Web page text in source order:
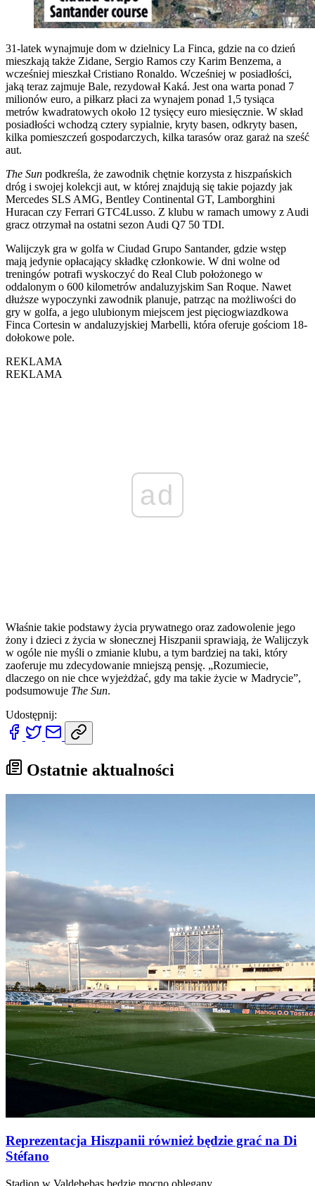
31-latek wynajmuje dom w dzielnicy La Finca, gdzie na co dzień
mieszkają także Zidane, Sergio Ramos czy Karim Benzema, a
wcześniej mieszkał Cristiano Ronaldo. Wcześniej w posiadłości,
jaką teraz zajmuje Bale, rezydował Kaká. Jest ona warta ponad 7
milionów euro, a piłkarz płaci za wynajem ponad 1,5 tysiąca
metrów kwadratowych około 12 tysięcy euro miesięcznie. W skład
posiadłości wchodzą cztery sypialnie, kryty basen, odkryty basen,
kilka pomieszczeń gospodarczych, kilka tarasów oraz garaż na sześć
aut.
The Sun podkreśla, że zawodnik chętnie korzysta z hiszpańskich
dróg i swojej kolekcji aut, w której znajdują się takie pojazdy jak
Mercedes SLS AMG, Bentley Continental GT, Lamborghini
Huracan czy Ferrari GTC4Lusso. Z klubu w ramach umowy z Audi
gracz otrzymał na ostatni sezon Audi Q7 50 TDI.
Walijczyk gra w golfa w Ciudad Grupo Santander, gdzie wstęp
mają jedynie opłacający składkę członkowie. W dni wolne od
treningów potrafi wyskoczyć do Real Club położonego w
oddalonym o 600 kilometrów andaluzyjskim San Roque. Nawet
dłuższe wypoczynki zawodnik planuje, patrząc na możliwości do
gry w golfa, a jego ulubionym miejscem jest pięciogwiazdkowa
Finca Cortesin w andaluzyjskiej Marbelli, która oferuje gościom 18-
dołokowe pole.
REKLAMA
REKLAMA
ad
Właśnie takie podstawy życia prywatnego oraz zadowolenie jego
żony i dzieci z życia w słonecznej Hiszpanii sprawiają, że Walijczyk
w ogóle nie myśli o zmianie klubu, a tym bardziej na taki, który
zaoferuje mu zdecydowanie mniejszą pensję. „Rozumiecie,
dlaczego on nie chce wyjeżdżać, gdy ma takie życie w Madrycie”,
podsumowuje The Sun.
Udostępnij:
Ostatnie aktualności
Reprezentacja Hiszpanii również będzie grać na Di
Stéfano
Stadion w Valdebebas będzie mocno oblegany